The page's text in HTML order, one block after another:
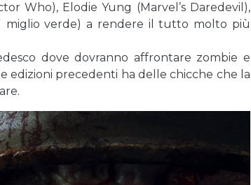
Who), Elodie Yung (Marvel’s Daredevil),
miglio verde) a rendere il tutto molto più
dove dovranno affrontare zombie e
edizioni precedenti ha delle chicche che la